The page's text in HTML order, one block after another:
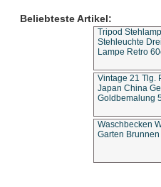
Beliebteste Artikel:
Tripod
Stehleuchte
Lampe Retro
Vintage 21 Tlg.
Japan China
Goldbemalung
Waschbecken
Garten Brunnen